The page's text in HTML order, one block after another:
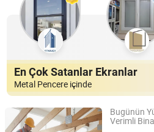
En Çok Satanlar Ekranlar
Metal Pencere içinde
Bugünün
Verimli Bina
CenerTech Insulation Engineering